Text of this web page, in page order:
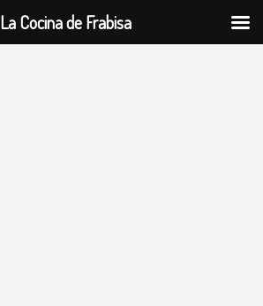
La Cocina de Frabisa